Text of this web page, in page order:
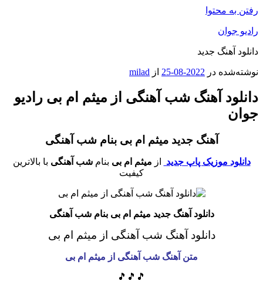
رفتن به محتوا
رادیو جوان
دانلود آهنگ جدید
نوشته‌شده در 2022-08-25 از milad
دانلود آهنگ شب آهنگی از میثم ام بی رادیو
جوان
آهنگ جدید میثم ام بی بنام شب آهنگی
دانلود موزیک پاپ جدید از میثم ام بی بنامشب آهنگی با بالاترین
کیفیت
دانلود آهنگ جدید میثم ام بی بنام شب آهنگی
دانلود آهنگ شب آهنگی از میثم ام بی
متن آهنگ شب آهنگی از میثم ام بی
🎵🎵🎵